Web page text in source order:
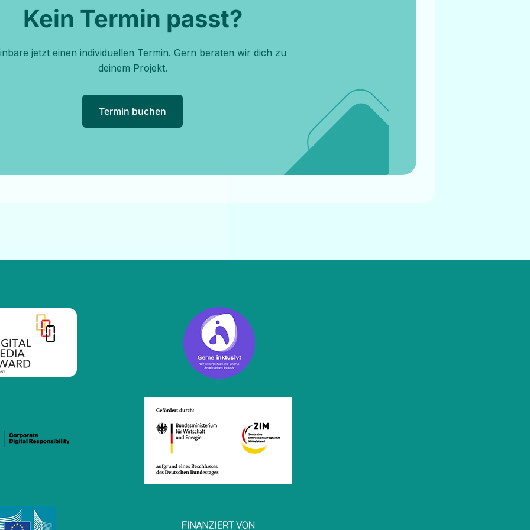
Kein Termin passt?
jetzt einen individuellen Termin. Gern beraten wir dich zu
deinem Projekt.
Termin buchen